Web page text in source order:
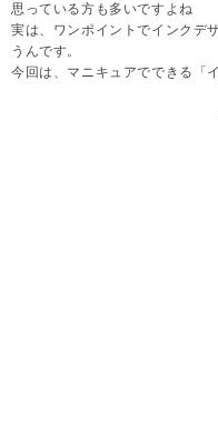
思っている方も多いですよね
実は、ワンポイントでインクデ
うんです。
今回は、マニキュアでできる「